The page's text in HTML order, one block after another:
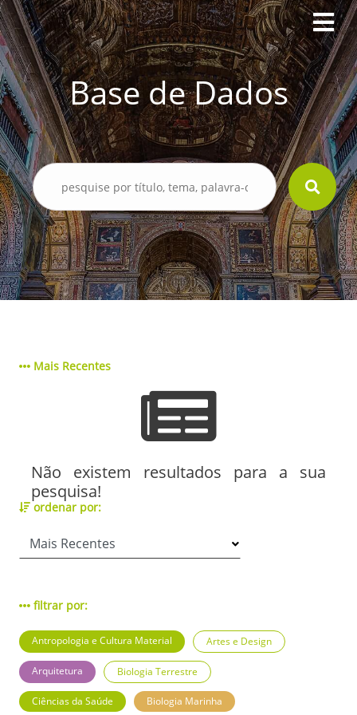
Base de Dados
Mais Recentes
Não existem resultados para a sua
pesquisa!
ordenar por:
filtrar por:
Antropologia e Cultura Material Artes e Design
Arquitetura Biologia Terrestre
Ciências da Saúde Biologia Marinha